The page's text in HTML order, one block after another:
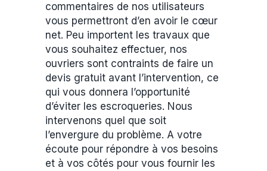
commentaires de nos utilisateurs
vous permettront d’en avoir le cœur
net. Peu importent les travaux que
vous souhaitez effectuer, nos
ouvriers sont contraints de faire un
devis gratuit avant l’intervention, ce
qui vous donnera l’opportunité
d’éviter les escroqueries. Nous
intervenons quel que soit
l’envergure du problème. A votre
écoute pour répondre à vos besoins
et à vos côtés pour vous fournir les